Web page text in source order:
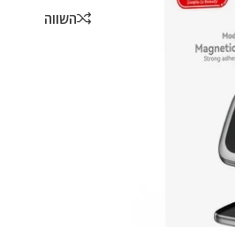
השווה